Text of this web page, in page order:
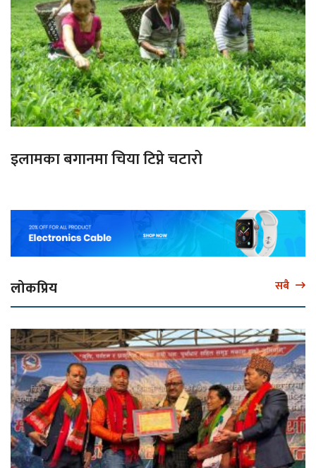
इलामका बगानमा चिया टिप्ने चटारो
लोकप्रिय सबै